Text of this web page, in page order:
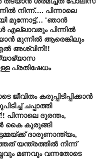
നിന്ന്…. പിന്നാലെ
മുന്നോട്ട്… ‘ഞാൻ
എല്ലാവരും പിന്നിൽ
മുന്നിൽ ആരെങ്കിലും
അശ്വിനി!!
പ്രതിഷേധം
ജീവിതം കരുപ്പിടിപ്പിക്കാൻ
ചപ്പാത്തി
പിന്നാലെ ദുരന്തം,
കൈ കുരുങ്ങി
ദാരുണാന്ത്യം,
യന്ത്രത്തിൽ നിന്ന്
മണവും വന്നതോടെ